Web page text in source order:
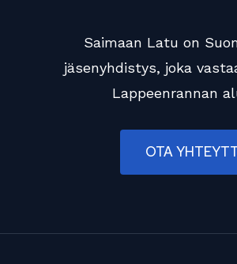
Saimaan Latu on
jäsenyhdistys, joka
Lappeenrannan
OTA